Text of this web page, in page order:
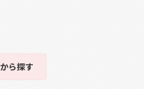
から探す